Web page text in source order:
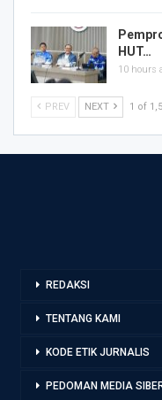
HUT…
10 hours
PREV NEXT 1 of
REDAKSI
TENTANG KAMI
KODE ETIK JURNALIS
PEDOMAN MEDIA